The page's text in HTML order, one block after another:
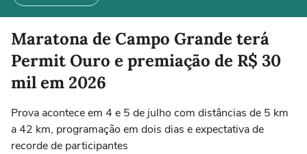
Maratona de Campo Grande terá
Permit Ouro e premiação de R$ 30
mil em 2026
Prova acontece em 4 e 5 de julho com distâncias de 5 km
a 42 km, programação em dois dias e expectativa de
recorde de participantes